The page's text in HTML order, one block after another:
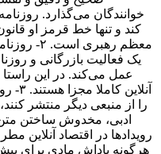
خوانندگان می‌گذارد.
کند و تنها خط قرمز او
معظم
یک فعالیت بازرگانی و
عمل می‌کند. در این
ادبی، مخدوش ساختن
هرگونه پاداش مادی برای